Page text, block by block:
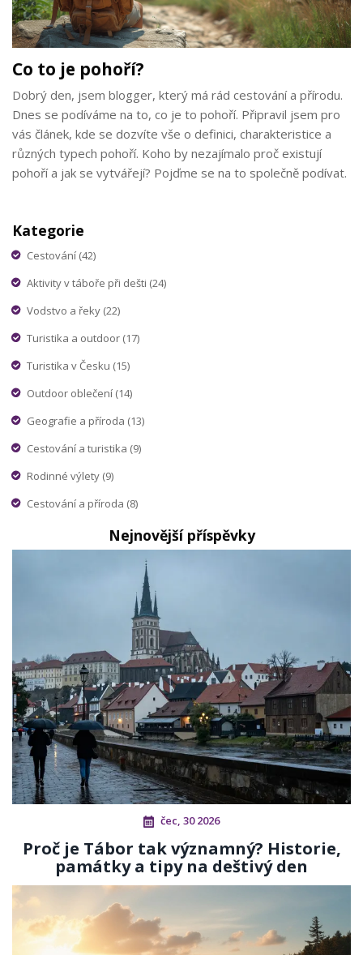
Co to je pohoří?
Dobrý den, jsem blogger, který má rád cestování a přírodu.
Dnes se podíváme na to, co je to pohoří. Připravil jsem pro
vás článek, kde se dozvíte vše o definici, charakteristice a
různých typech pohoří. Koho by nezajímalo proč existují
pohoří a jak se vytvářejí? Pojďme se na to společně podívat.
Kategorie
Cestování (42)
Aktivity v táboře při dešti (24)
Vodstvo a řeky (22)
Turistika a outdoor (17)
Turistika v Česku (15)
Outdoor oblečení (14)
Geografie a příroda (13)
Cestování a turistika (9)
Rodinné výlety (9)
Cestování a příroda (8)
Nejnovější příspěvky
čec, 30 2026
Proč je Tábor tak významný? Historie,
památky a tipy na deštivý den